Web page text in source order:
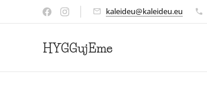
kaleideu@kaleideu.eu
HYGGujEme